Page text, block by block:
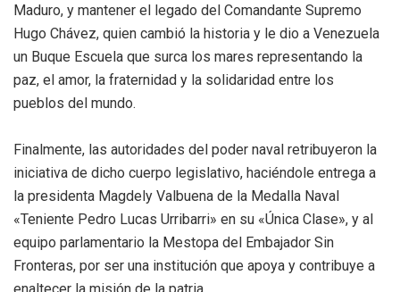
Maduro, y mantener el legado del Comandante Supremo
Hugo Chávez, quien cambió la historia y le dio a Venezuela
un Buque Escuela que surca los mares representando la
paz, el amor, la fraternidad y la solidaridad entre los
pueblos del mundo.
Finalmente, las autoridades del poder naval retribuyeron la
iniciativa de dicho cuerpo legislativo, haciéndole entrega a
la presidenta Magdely Valbuena de la Medalla Naval
«Teniente Pedro Lucas Urribarri» en su «Única Clase», y al
equipo parlamentario la Mestopa del Embajador Sin
Fronteras, por ser una institución que apoya y contribuye a